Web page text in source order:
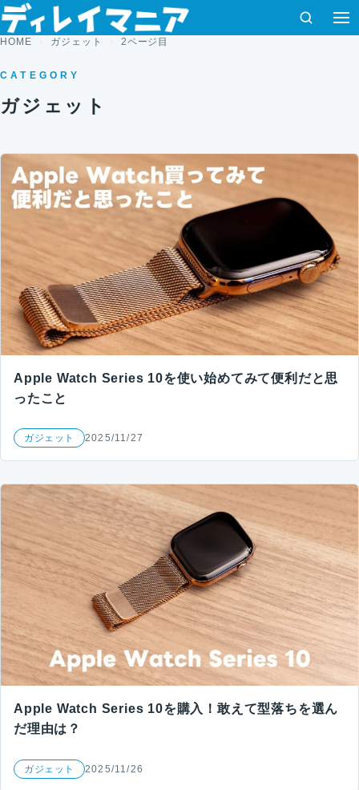
コンテンツへスキップ
検索
HOME ガジェット 2ページ目
CATEGORY
ガジェット
Apple Watch Series 10を使い始めてみて便利だと思
ったこと
ガジェット 2025/11/27
Apple Watch Series 10を購入！敢えて型落ちを選ん
だ理由は？
ガジェット 2025/11/26